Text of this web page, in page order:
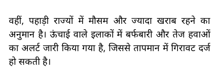
वहीं, पहाड़ी राज्यों में मौसम और ज्यादा खराब रहने का
अनुमान है। ऊंचाई वाले इलाकों में बर्फबारी और तेज हवाओं
का अलर्ट जारी किया गया है, जिससे तापमान में गिरावट दर्ज
हो सकती है।